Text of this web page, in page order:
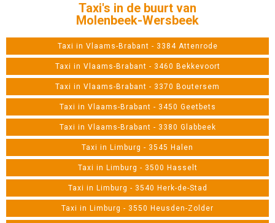
Taxi's in de buurt van
Molenbeek-Wersbeek
Taxi in Vlaams-Brabant - 3384 Attenrode
Taxi in Vlaams-Brabant - 3460 Bekkevoort
Taxi in Vlaams-Brabant - 3370 Boutersem
Taxi in Vlaams-Brabant - 3450 Geetbets
Taxi in Vlaams-Brabant - 3380 Glabbeek
Taxi in Limburg - 3545 Halen
Taxi in Limburg - 3500 Hasselt
Taxi in Limburg - 3540 Herk-de-Stad
Taxi in Limburg - 3550 Heusden-Zolder